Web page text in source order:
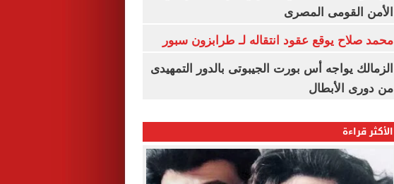
الأمن القومى المصرى
محمد صلاح يوقع عقود انتقاله لـ طرابزون سبور
الزمالك يواجه أس بورت الجيبوتى بالدور التمهيدى
من دورى الأبطال
الأكثر قراءة